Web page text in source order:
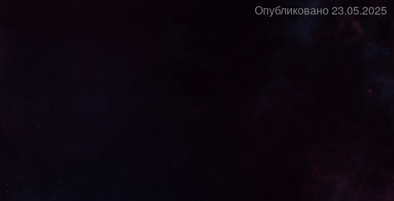
Опубликовано23.05.2025